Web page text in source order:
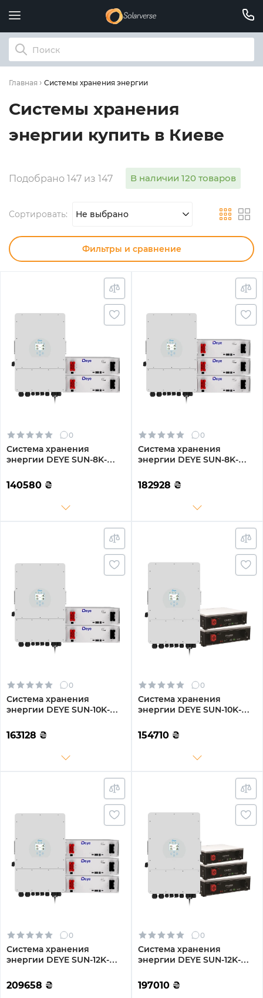
Главная Системы хранения энергии
Системы хранения
энергии купить в Киеве
Подобрано 147 из 147 В наличии 120 товаров
Сортировать: Не выбрано
Фильтры и сравнение
0
Система хранения
энергии DEYE SUN-8K-
8000W 10.24kh 2BAT
LiFePO4 6000 циклов
140580 ₴
0
Система хранения
энергии DEYE SUN-8K-
8000W 15.36kh 3BAT
LiFePO4 6000 циклов
182928 ₴
0
Система хранения
энергии DEYE SUN-10K-
2DE10.24K-LFP 10000W
10.24kh 2BAT LiFePO4 6000
163128 ₴
0
Система хранения
энергии DEYE SUN-10K-
2DY10.24K-LFP-W 10000W
10.24kh 2BAT LiFePO4 6000
154710 ₴
0
Система хранения
энергии DEYE SUN-12K-
3DE15.36K-LFP 12000W
15.36kh 3BAT LiFePO4 6000
209658 ₴
0
Система хранения
энергии DEYE SUN-12K-
3DY15.36K-LFP-W 12000W
15.36kh 3BAT LiFePO4 6000
197010 ₴